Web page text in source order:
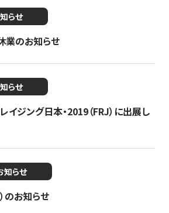
らせ
業のお知らせ
らせ
レイジング日本・2019（FRJ）に出展し
知らせ
のお知らせ